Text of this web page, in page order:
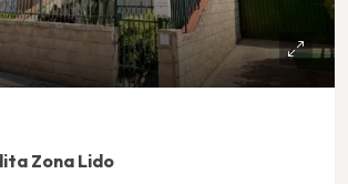
Zona Lido